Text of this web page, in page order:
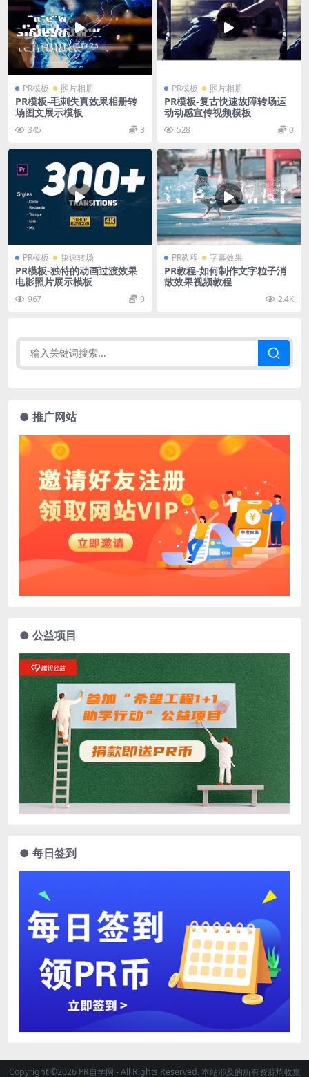
PR模板 照片相册
PR模板-毛刺失真效果相册转
场图文展示模板
345 3
PR模板 照片相册
PR模板-复古快速故障转场运
动动感宣传视频模板
528 0
PR模板 快速转场
PR模板-独特的动画过渡效果
电影照片展示模板
967 0
PR教程 字幕效果
PR教程-如何制作文字粒子消
散效果视频教程
2.4K
● 推广网站
● 公益项目
● 每日签到
Copyright ©2026 PR自学网 - All Rights Reserved. 本站涉及的所有资源均收集